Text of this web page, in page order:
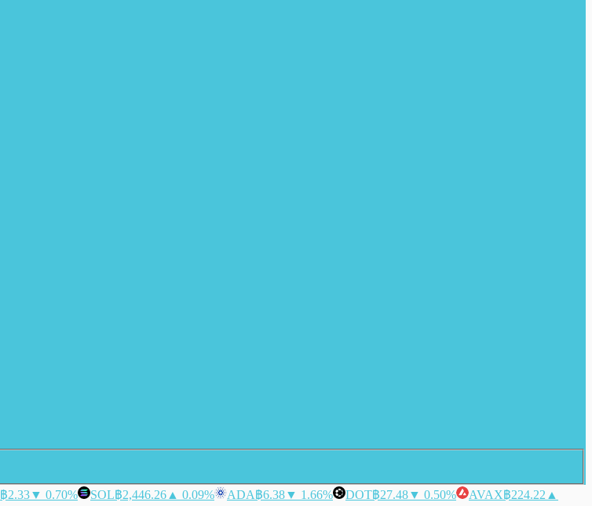
฿2.33▼ 0.70% SOL฿2,446.26 ▲ 0.09% ADA฿6.38▼ 1.66% DOT฿27.48▼ 0.50% AVAX฿224.22 ▲